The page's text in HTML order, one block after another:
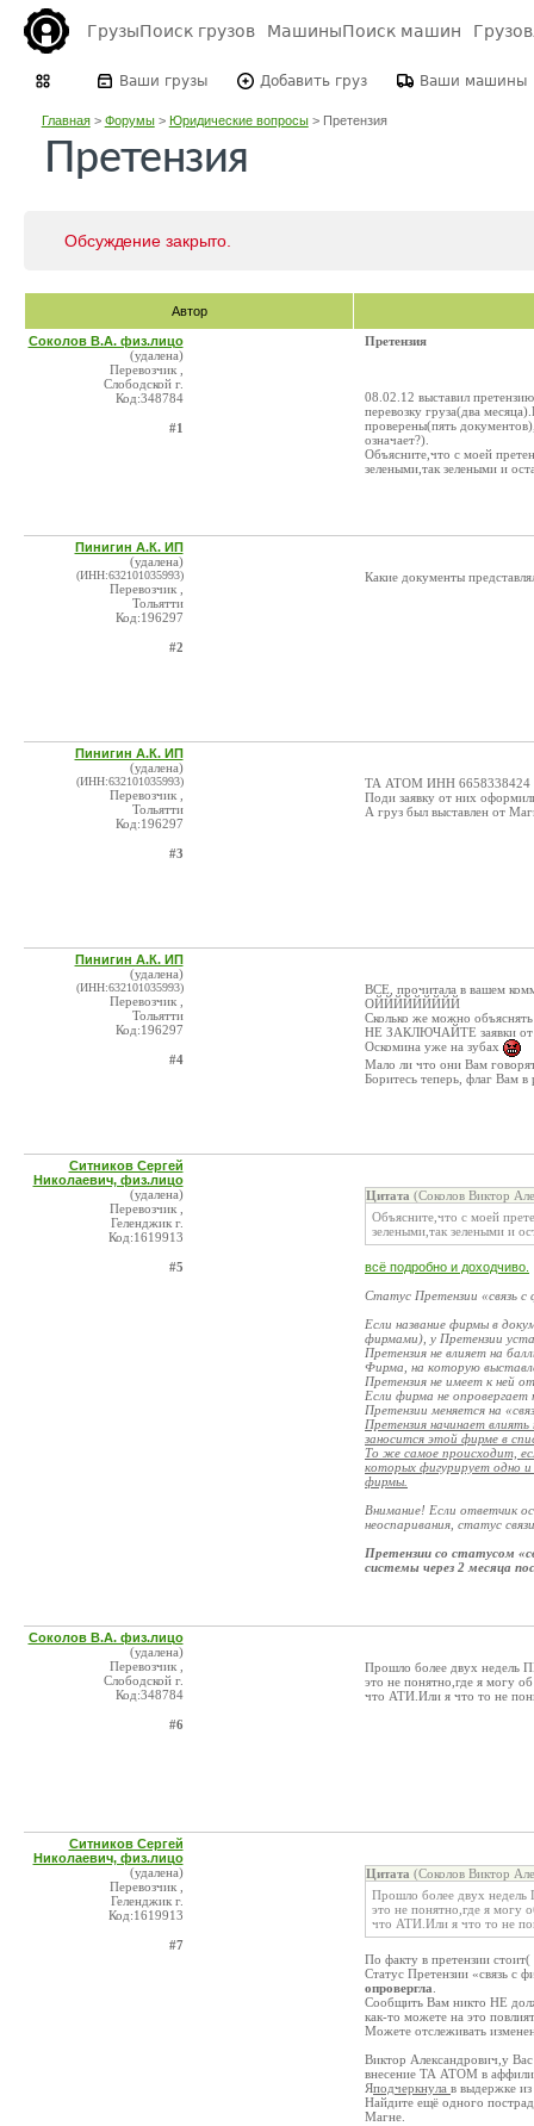
ГрузыПоиск грузов МашиныПоиск машин
Ваши грузы Добавить груз Ваши машины
Главная> Форумы> Юридические вопросы> Претензия
Претензия
Обсуждение закрыто.
Автор
Соколов В.А. физ.лицо
(удалена)
Перевозчик ,
Слободской г.
Код:348784
#1
Претензия
08.02.12 выставил
перевозку груза(два
проверены(пять
означает?).
Объясните,что с моей
зелеными,так зелеными и
Пинигин А.К. ИП
(удалена)
(ИНН:632101035993)
Перевозчик ,
Тольятти
Код:196297
#2
Какие документы
Пинигин А.К. ИП
(удалена)
(ИНН:632101035993)
Перевозчик ,
Тольятти
Код:196297
#3
ТА АТОМ ИНН 6658338424
Поди заявку от них
А груз был выставлен от
Пинигин А.К. ИП
(удалена)
(ИНН:632101035993)
Перевозчик ,
Тольятти
Код:196297
#4
ВСЕ, прочитала в вашем
ОЙЙЙЙЙЙЙЙЙ
Сколько же можно объяснять
НЕ ЗАКЛЮЧАЙТЕ заявки
Оскомина уже на зубах
Мало ли что они Вам
Боритесь теперь, флаг Вам
Ситников Сергей
Николаевич, физ.лицо
(удалена)
Перевозчик ,
Геленджик г.
Код:1619913
#5
Цитата (Соколов Виктор
Объясните,что с моей
зелеными,так зелеными и
всё подробно и доходчиво.
Статус Претензии «связь
Если название фирмы в
фирмами), у Претензии
Претензия не влияет на
Фирма, на которую
Претензия не имеет к ней
Если фирма не опровергает
Претензии меняется на
Претензия начинает
заносится этой фирме в
То же самое происходит,
которых фигурирует одно и
фирмы.
Внимание! Если ответчик
неоспаривания, статус
Претензии со статусом
системы через 2 месяца
Соколов В.А. физ.лицо
(удалена)
Перевозчик ,
Слободской г.
Код:348784
#6
Прошло более двух недель
это не понятно,где я могу
что АТИ.Или я что то не
Ситников Сергей
Николаевич, физ.лицо
(удалена)
Перевозчик ,
Геленджик г.
Код:1619913
#7
Цитата (Соколов Виктор
Прошло более двух недель
это не понятно,где я могу
что АТИ.Или я что то не
По факту в претензии
Статус Претензии «связь с
опровергла
Сообщить Вам никто НЕ
как-то можете на это
Можете отслеживать
Виктор Александрович,у
внесение ТА АТОМ в
Яподчеркнула в выдержке из
Найдите ещё одного
Магне.